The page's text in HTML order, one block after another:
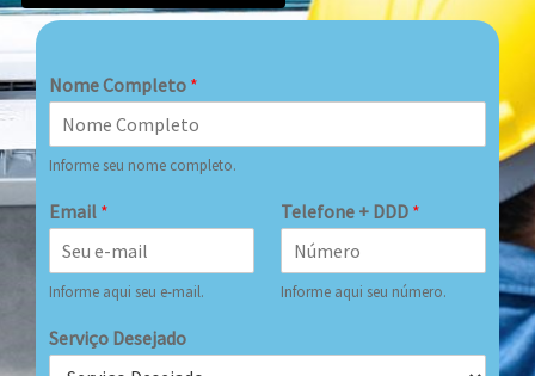
Nome Completo *
Informe seu nome completo.
Email *
Informe aqui seu e-mail.
Telefone + DDD *
Informe aqui seu número.
Serviço Desejado